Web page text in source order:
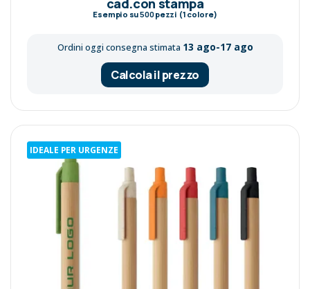
cad.con stampa
Esempio su500pezzi (1 colore)
Ordini oggi consegna stimata 13 ago-17 ago
Calcola il prezzo
IDEALE PER URGENZE